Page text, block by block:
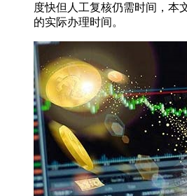
度快但人工复核仍需时间，本
的实际办理时间。